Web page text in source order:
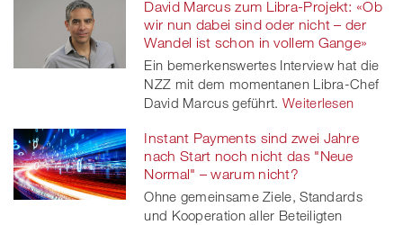
David Marcus zum Libra-Projekt: «Ob
wir nun dabei sind oder nicht – der
Wandel ist schon in vollem Gange»
Ein bemerkenswertes Interview hat die
NZZ mit dem momentanen Libra-Chef
David Marcus geführt. Weiterlesen
Instant Payments sind zwei Jahre
nach Start noch nicht das "Neue
Normal" – warum nicht?
Ohne gemeinsame Ziele, Standards
und Kooperation aller Beteiligten